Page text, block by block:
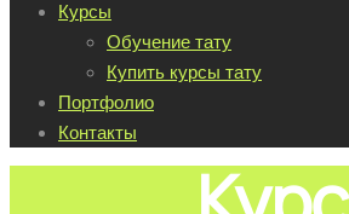
Курсы
Обучение тату
Купить курсы тату
Портфолио
Контакты